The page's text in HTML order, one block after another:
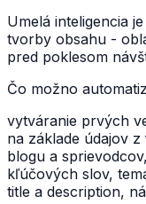
Umelá inteligencia
tvorby obsahu -
pred poklesom
Čo možno
vytváranie prvých
na základe údajov
blogu a
kľúčových slov,
title a description,